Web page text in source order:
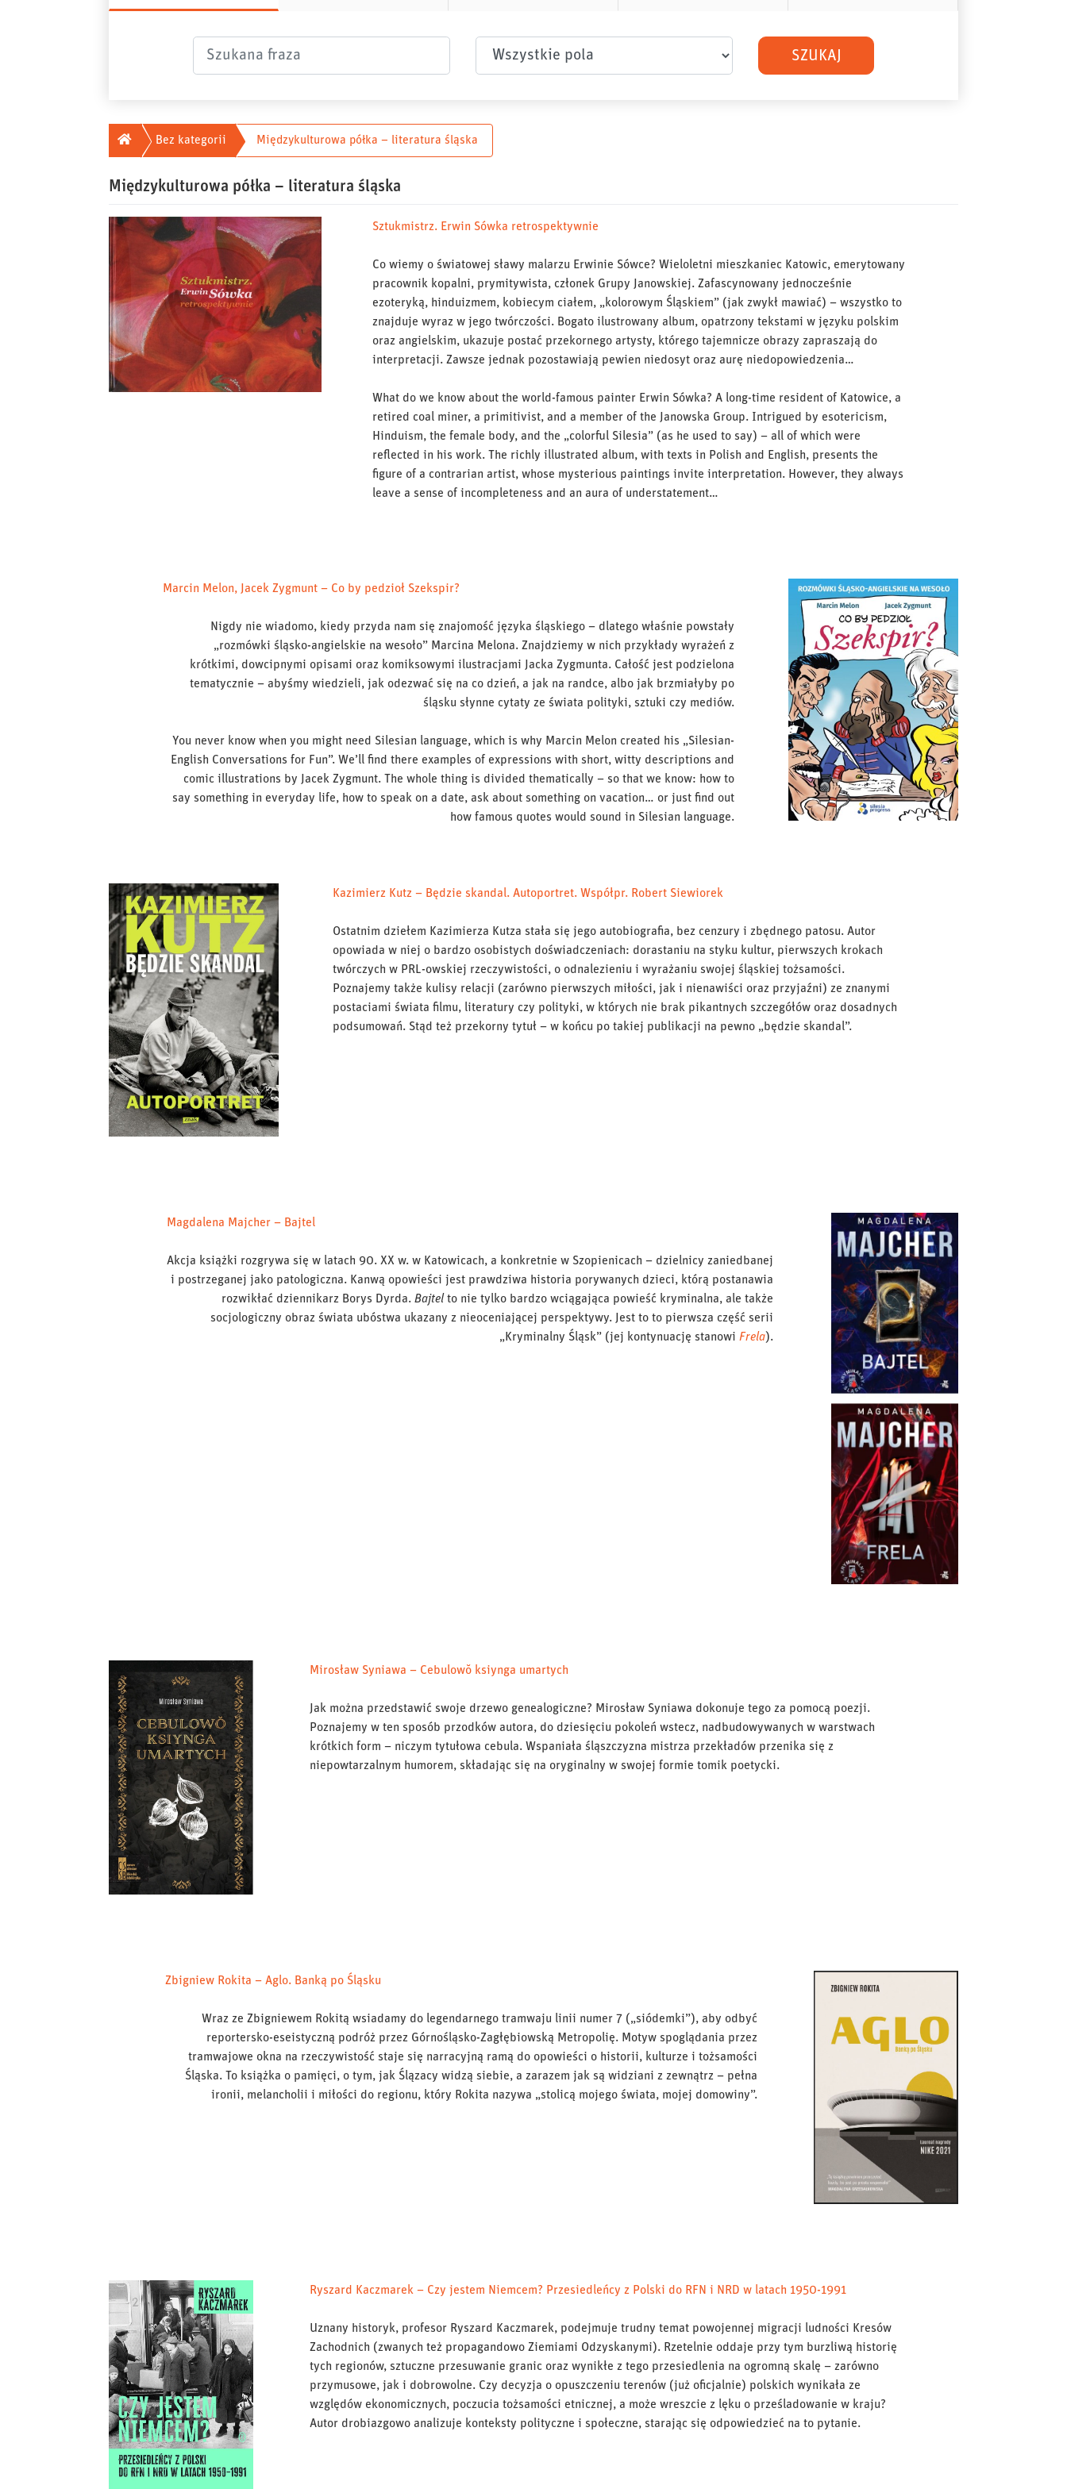
SZUKAJ
GłównaBez kategorii Międzykulturowa półka – literatura śląska
Międzykulturowa półka – literatura śląska
Sztukmistrz. Erwin Sówka retrospektywnie
Co wiemy o światowej sławy malarzu Erwinie Sówce? Wieloletni mieszkaniec Katowic, emerytowany
pracownik kopalni, prymitywista, członek Grupy Janowskiej. Zafascynowany jednocześnie
ezoteryką, hinduizmem, kobiecym ciałem, „kolorowym Śląskiem” (jak zwykł mawiać) – wszystko to
znajduje wyraz w jego twórczości. Bogato ilustrowany album, opatrzony tekstami w języku polskim
oraz angielskim, ukazuje postać przekornego artysty, którego tajemnicze obrazy zapraszają do
interpretacji. Zawsze jednak pozostawiają pewien niedosyt oraz aurę niedopowiedzenia…
What do we know about the world-famous painter Erwin Sówka? A long-time resident of Katowice, a
retired coal miner, a primitivist, and a member of the Janowska Group. Intrigued by esotericism,
Hinduism, the female body, and the „colorful Silesia” (as he used to say) – all of which were
reflected in his work. The richly illustrated album, with texts in Polish and English, presents the
figure of a contrarian artist, whose mysterious paintings invite interpretation. However, they always
leave a sense of incompleteness and an aura of understatement…
Marcin Melon, Jacek Zygmunt – Co by pedzioł Szekspir?
Nigdy nie wiadomo, kiedy przyda nam się znajomość języka śląskiego – dlatego właśnie powstały
„rozmówki śląsko-angielskie na wesoło” Marcina Melona. Znajdziemy w nich przykłady wyrażeń z
krótkimi, dowcipnymi opisami oraz komiksowymi ilustracjami Jacka Zygmunta. Całość jest podzielona
tematycznie – abyśmy wiedzieli, jak odezwać się na co dzień, a jak na randce, albo jak brzmiałyby po
śląsku słynne cytaty ze świata polityki, sztuki czy mediów.
You never know when you might need Silesian language, which is why Marcin Melon created his „Silesian-
English Conversations for Fun”. We’ll find there examples of expressions with short, witty descriptions and
comic illustrations by Jacek Zygmunt. The whole thing is divided thematically – so that we know: how to
say something in everyday life, how to speak on a date, ask about something on vacation… or just find out
how famous quotes would sound in Silesian language.
Kazimierz Kutz – Będzie skandal. Autoportret. Współpr. Robert Siewiorek
Ostatnim dziełem Kazimierza Kutza stała się jego autobiografia, bez cenzury i zbędnego patosu. Autor
opowiada w niej o bardzo osobistych doświadczeniach: dorastaniu na styku kultur, pierwszych krokach
twórczych w PRL-owskiej rzeczywistości, o odnalezieniu i wyrażaniu swojej śląskiej tożsamości.
Poznajemy także kulisy relacji (zarówno pierwszych miłości, jak i nienawiści oraz przyjaźni) ze znanymi
postaciami świata filmu, literatury czy polityki, w których nie brak pikantnych szczegółów oraz dosadnych
podsumowań. Stąd też przekorny tytuł – w końcu po takiej publikacji na pewno „będzie skandal”.
Magdalena Majcher – Bajtel
Akcja książki rozgrywa się w latach 90. XX w. w Katowicach, a konkretnie w Szopienicach – dzielnicy zaniedbanej
i postrzeganej jako patologiczna. Kanwą opowieści jest prawdziwa historia porywanych dzieci, którą postanawia
rozwikłać dziennikarz Borys Dyrda. Bajtelto nie tylko bardzo wciągająca powieść kryminalna, ale także
socjologiczny obraz świata ubóstwa ukazany z nieoceniającej perspektywy. Jest to to pierwsza część serii
„Kryminalny Śląsk” (jej kontynuację stanowi Frela).
Mirosław Syniawa – Cebulowŏ ksiynga umartych
Jak można przedstawić swoje drzewo genealogiczne? Mirosław Syniawa dokonuje tego za pomocą poezji.
Poznajemy w ten sposób przodków autora, do dziesięciu pokoleń wstecz, nadbudowywanych w warstwach
krótkich form – niczym tytułowa cebula. Wspaniała śląszczyzna mistrza przekładów przenika się z
niepowtarzalnym humorem, składając się na oryginalny w swojej formie tomik poetycki.
Zbigniew Rokita – Aglo. Banką po Śląsku
Wraz ze Zbigniewem Rokitą wsiadamy do legendarnego tramwaju linii numer 7 („siódemki”), aby odbyć
reportersko-eseistyczną podróż przez Górnośląsko-Zagłębiowską Metropolię. Motyw spoglądania przez
tramwajowe okna na rzeczywistość staje się narracyjną ramą do opowieści o historii, kulturze i tożsamości
Śląska. To książka o pamięci, o tym, jak Ślązacy widzą siebie, a zarazem jak są widziani z zewnątrz – pełna
ironii, melancholii i miłości do regionu, który Rokita nazywa „stolicą mojego świata, mojej domowiny”.
Ryszard Kaczmarek – Czy jestem Niemcem? Przesiedleńcy z Polski do RFN i NRD w latach 1950-1991
Uznany historyk, profesor Ryszard Kaczmarek, podejmuje trudny temat powojennej migracji ludności Kresów
Zachodnich (zwanych też propagandowo Ziemiami Odzyskanymi). Rzetelnie oddaje przy tym burzliwą historię
tych regionów, sztuczne przesuwanie granic oraz wynikłe z tego przesiedlenia na ogromną skalę – zarówno
przymusowe, jak i dobrowolne. Czy decyzja o opuszczeniu terenów (już oficjalnie) polskich wynikała ze
względów ekonomicznych, poczucia tożsamości etnicznej, a może wreszcie z lęku o prześladowanie w kraju?
Autor drobiazgowo analizuje konteksty polityczne i społeczne, starając się odpowiedzieć na to pytanie.